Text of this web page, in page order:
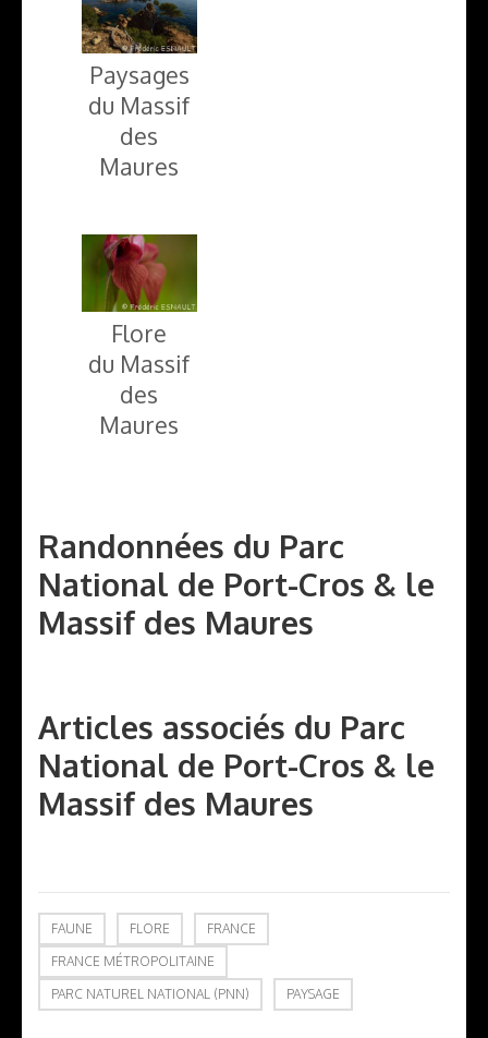
Paysages
du Massif
des
Maures
Flore
du Massif
des
Maures
Randonnées du Parc
National de Port-Cros & le
Massif des Maures
Articles associés du Parc
National de Port-Cros & le
Massif des Maures
FAUNE FLORE
FRANCE
FRANCE MÉTROPOLITAINE
PARC NATUREL NATIONAL (PNN)
PAYSAGE